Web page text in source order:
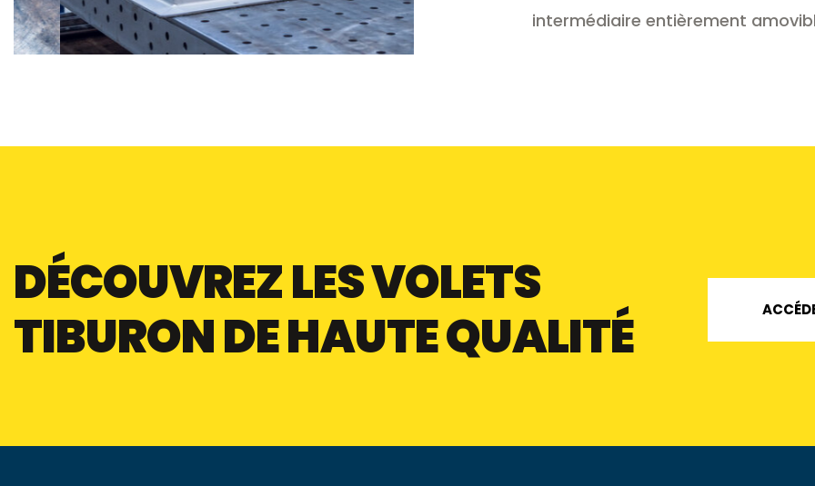
intermédiaire entièrement
DÉCOUVREZ LES VOLETS
TIBURON DE HAUTE QUALITÉ